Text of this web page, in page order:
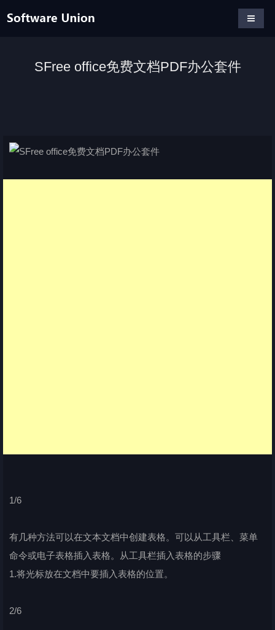
SFree office免费文档PDF办公套件
1/6
有几种方法可以在文本文档中创建表格。可以从工具栏、菜单
命令或电子表格插入表格。从工具栏插入表格的步骤
1.将光标放在文档中要插入表格的位置。
2/6